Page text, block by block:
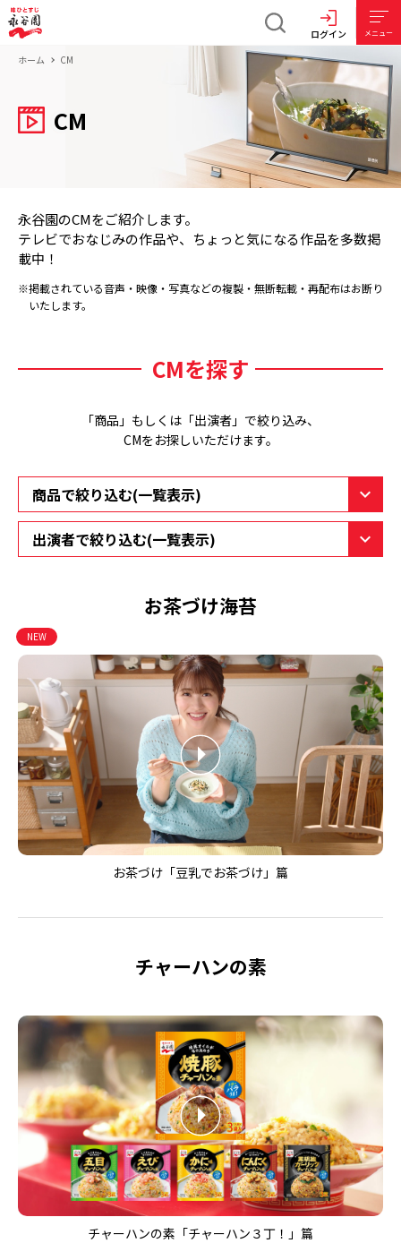
ログイン メニュー
ホーム CM
CM
永谷園のCMをご紹介します。
テレビでおなじみの作品や、ちょっと気になる作品を多数掲
載中！
※掲載されている音声・映像・写真などの複製・無断転載・再配布はお断り
いたします。
CMを探す
「商品」もしくは「出演者」で絞り込み、
CMをお探しいただけます。
お茶づけ海苔
NEW
お茶づけ「豆乳でお茶づけ」篇
チャーハンの素
チャーハンの素「チャーハン３丁！」篇